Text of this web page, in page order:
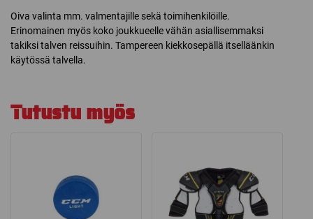
Oiva valinta mm. valmentajille sekä toimihenkilöille.
Erinomainen myös koko joukkueelle vähän asiallisemmaksi
takiksi talven reissuihin. Tampereen kiekkosepällä itselläänkin
käytössä talvella.
Tutustu myös